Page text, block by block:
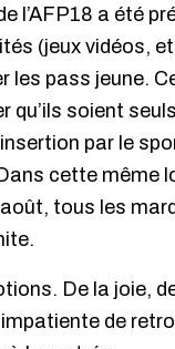
l’AFP18 a été
(jeux vidéos,
les pass jeune.
qu’ils soient
par le
cette même
tous les
De la joie,
de